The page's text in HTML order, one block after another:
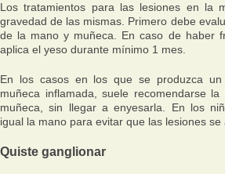
Los tratamientos para las lesiones en la
gravedad de las mismas. Primero debe
de la mano y muñeca. En caso de haber
aplica el yeso durante mínimo 1 mes.
En los casos en los que se produzca
muñeca inflamada, suele recomendarse
muñeca, sin llegar a enyesarla. En los
igual la mano para evitar que las lesiones se
Quiste ganglionar